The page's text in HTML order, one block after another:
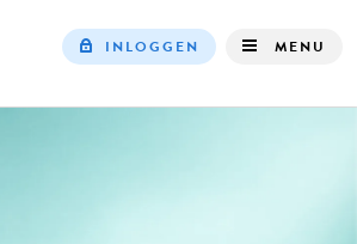
INLOGGEN MENU